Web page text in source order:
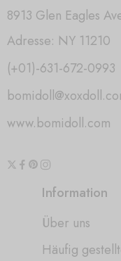
8913 Glen Eagles
Adresse: NY 11210
(+01)-631-672-0993
www.bomidoll.com
Information
Über uns
Häufig